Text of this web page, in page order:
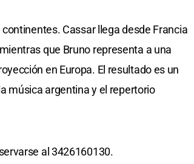
Cassar llega desde Francia
que Bruno representa a una
en Europa. El resultado es un
música argentina y el repertorio
al 3426160130.